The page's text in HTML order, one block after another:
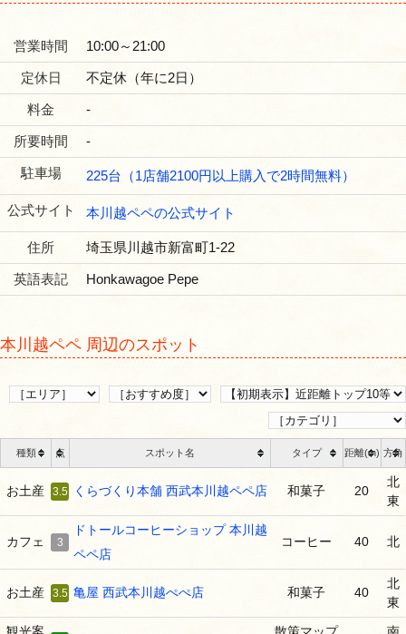
営業時間 10:00～21:00
定休日 不定休（年に2日）
料金 ‐
所要時間 ‐
駐車場 225台（1店舗2100円以上購入で2時間無料）
公式サイト 本川越ペペの公式サイト
住所 埼玉県川越市新富町1-22
英語表記 Honkawagoe Pepe
本川越ペペ 周辺のスポット
種類 点 スポット名 タイプ 距離(m) 方角
お土産 3.5 くらづくり本舗 西武本川越ペペ店 和菓子 20
北
東
カフェ 3
ドトールコーヒーショップ 本川越
ペペ店
コーヒー 40 北
お土産 3.5 亀屋 西武本川越ぺぺ店 和菓子 40
北
東
観光案 散策マップ 南